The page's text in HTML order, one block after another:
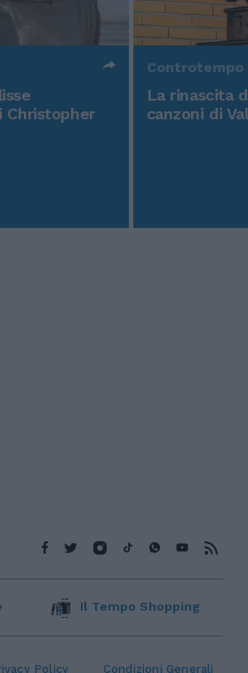
Christopher
Controtempo
La rinascita
canzoni di
Policy Condizioni Generali
Il Tempo Shopping